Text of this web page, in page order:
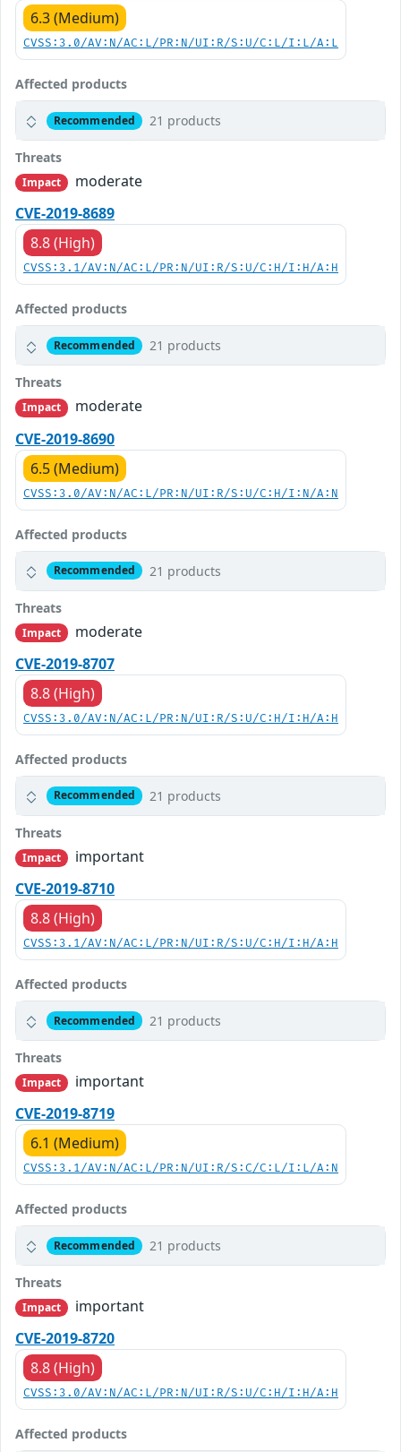
6.3 (Medium)
CVSS:3.0/AV:N/AC:L/PR:N/UI:R/S:U/C:L/I:L/A:L
Affected products
Recommended 21 products
Threats
Impact
moderate
CVE-2019-8689
8.8 (High)
CVSS:3.1/AV:N/AC:L/PR:N/UI:R/S:U/C:H/I:H/A:H
Affected products
Recommended 21 products
Threats
Impact
moderate
CVE-2019-8690
6.5 (Medium)
CVSS:3.0/AV:N/AC:L/PR:N/UI:R/S:U/C:H/I:N/A:N
Affected products
Recommended 21 products
Threats
Impact
moderate
CVE-2019-8707
8.8 (High)
CVSS:3.0/AV:N/AC:L/PR:N/UI:R/S:U/C:H/I:H/A:H
Affected products
Recommended 21 products
Threats
Impact
important
CVE-2019-8710
8.8 (High)
CVSS:3.1/AV:N/AC:L/PR:N/UI:R/S:U/C:H/I:H/A:H
Affected products
Recommended 21 products
Threats
Impact
important
CVE-2019-8719
6.1 (Medium)
CVSS:3.1/AV:N/AC:L/PR:N/UI:R/S:C/C:L/I:L/A:N
Affected products
Recommended 21 products
Threats
Impact
important
CVE-2019-8720
8.8 (High)
CVSS:3.0/AV:N/AC:L/PR:N/UI:R/S:U/C:H/I:H/A:H
Affected products